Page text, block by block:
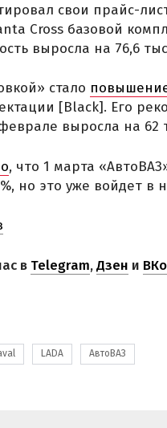
свои прайс-
Cross базовой
выросла на 76,6
стало
[Black]. Его
выросла на 62
, что 1 марта
но это уже войдет в
в Telegram,Дзен и
LADA АвтоВАЗ